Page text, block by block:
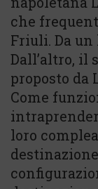
che
Friuli. Da un
Dall’altro, il
proposto da
Come
loro